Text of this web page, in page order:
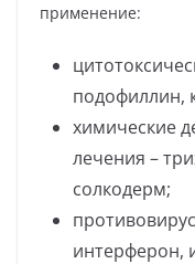
применение:
подофиллин,
химические
лечения –
солкодерм;
интерферон,